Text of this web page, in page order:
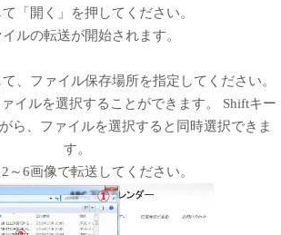
「開く」を押してください。
ルの転送が開始されます。
、ファイル保存場所を指定してください。
イルを選択することができます。 Shiftキー
ら、ファイルを選択すると同時選択できま
す。
～6画像で転送してください。